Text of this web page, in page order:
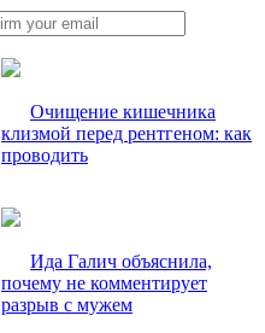
Очищение кишечника
клизмой перед рентгеном: как
проводить
Ида Галич объяснила,
почему не комментирует
разрыв с мужем